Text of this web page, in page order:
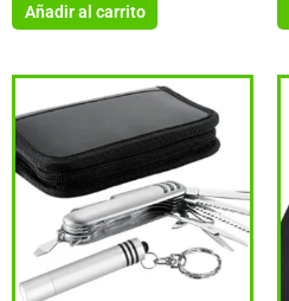
Añadir al carrito